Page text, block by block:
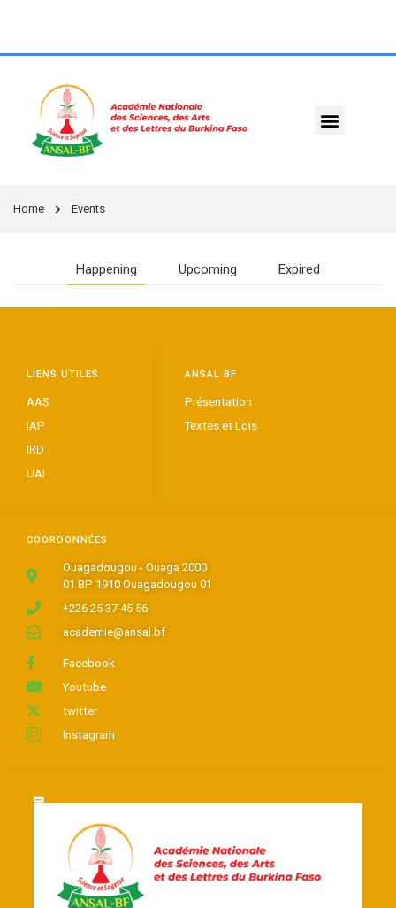
Home Events
Happening Upcoming Expired
COORDONNÉES
Ouagadougou - Ouaga 2000
01 BP 1910 Ouagadougou 01
+226 25 37 45 56
academie@ansal.bf
Facebook
Youtube
twitter
Instagram
ANSAL BF
Présentation
Textes et Lois
LIENS UTILES
AAS
IAP
IRD
UAI